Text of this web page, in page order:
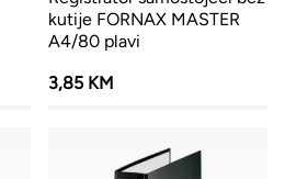
kutije FORNAX MASTER
A4/80 plavi
3,85 KM